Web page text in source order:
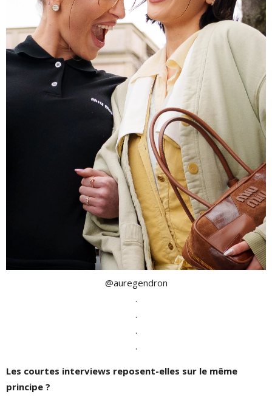
@auregendron
.
.
.
.
Les courtes interviews reposent-elles sur le même
principe ?